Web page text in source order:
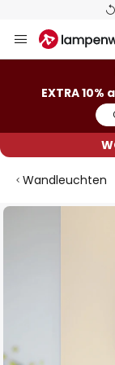
Inhalt
EXTRA 10%
Wandleuchten
Zum